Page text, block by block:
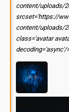
content/uploads/
srcset='https://
content/uploads/
class='avatar
decoding='async'/